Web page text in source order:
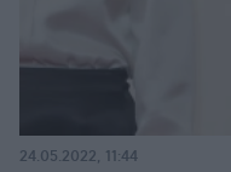
24.05.2022, 11:44